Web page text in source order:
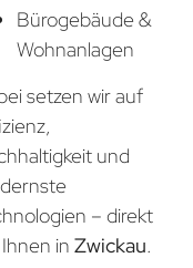
Bürogebäude &
Wohnanlagen
setzen wir auf
und
– direkt
in Zwickau.